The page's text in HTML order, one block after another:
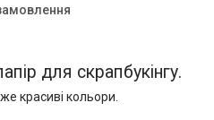
для скрапбукінгу.
красиві кольори.